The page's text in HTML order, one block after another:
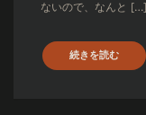
ないので、なんと […]
続きを読む